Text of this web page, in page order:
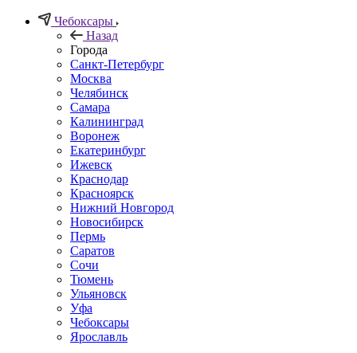
Чебоксары
Назад
Города
Санкт-Петербург
Москва
Челябинск
Самара
Калининград
Воронеж
Екатеринбург
Ижевск
Краснодар
Красноярск
Нижний Новгород
Новосибирск
Пермь
Саратов
Сочи
Тюмень
Ульяновск
Уфа
Чебоксары
Ярославль